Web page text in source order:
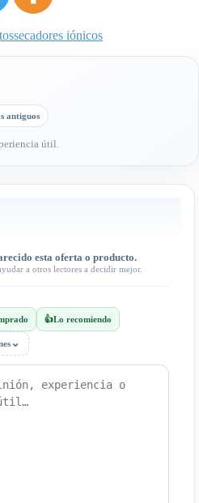
secadores iónicos
antiguos
útil.
esta oferta o producto.
a otros lectores a decidir mejor.
👍Lo recomiendo
⌄